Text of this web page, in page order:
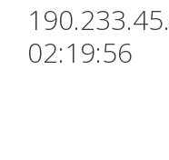
02:19:56